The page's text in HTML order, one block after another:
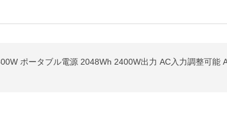
ポータブル電源 2048Wh 2400W出力 AC入力調整可能